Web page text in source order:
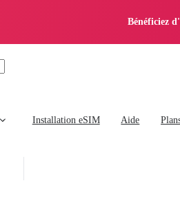
Bénéficiez
Installation eSIM Aide